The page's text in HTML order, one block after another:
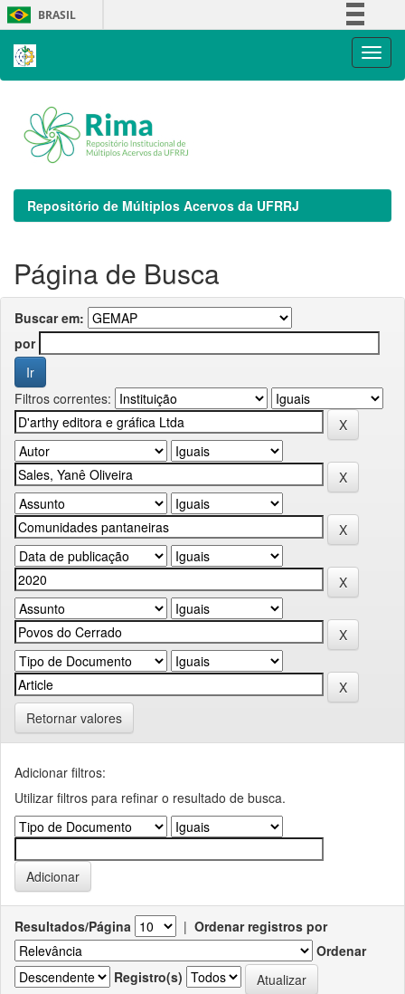
Skip
navigation
BRASIL
Repositório de Múltiplos Acervos da UFRRJ
Página de Busca
Buscar em:
por
Filtros correntes:
Retornar valores
Adicionar filtros:
Utilizar filtros para refinar o resultado de busca.
Resultados/Página | Ordenar registros por
Ordenar
Registro(s)